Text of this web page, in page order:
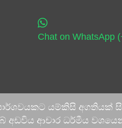
Chat on WhatsApp
යම්කිසි අගතියක්
ආචාර ධර්මීය වශයෙන්